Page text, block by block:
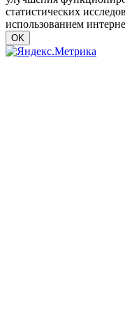
статистических
использованием
OK